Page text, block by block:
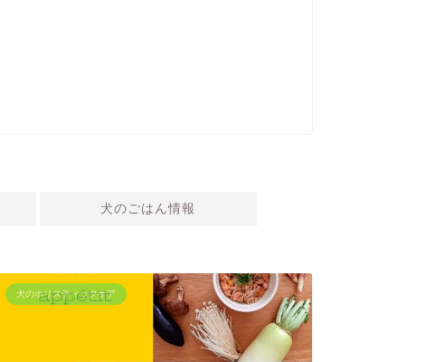
犬のごはん情報
犬のホリスティックケア